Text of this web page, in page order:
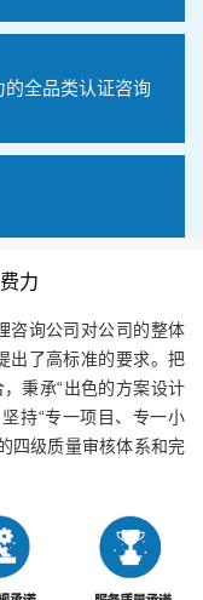
全品类认证咨询
力
咨询公司对公司的整体
出了高标准的要求。把
秉承“出色的方案设计
持“专一项目、专一小
四级质量审核体系和完